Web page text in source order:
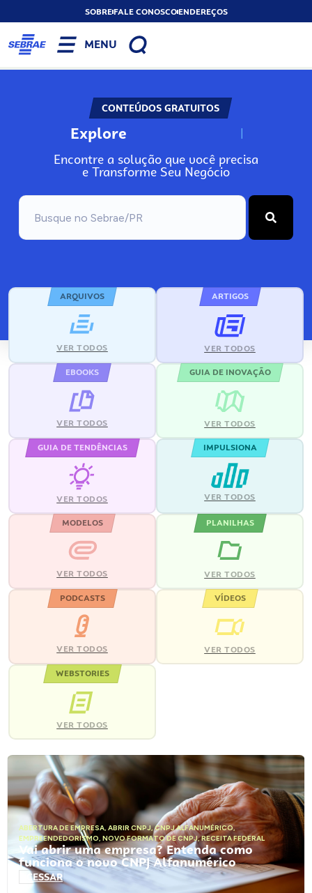
SOBREFALE CONOSCOENDEREÇOS
MENU
CONTEÚDOS GRATUITOS
Explore N
Encontre a solução que você precisa
e Transforme Seu Negócio
ARQUIVOS
VER TODOS
ARTIGOS
VER TODOS
EBOOKS
VER TODOS
GUIA DE INOVAÇÃO
VER TODOS
GUIA DE TENDÊNCIAS
VER TODOS
IMPULSIONA
VER TODOS
MODELOS
VER TODOS
PLANILHAS
VER TODOS
PODCASTS
VER TODOS
VÍDEOS
VER TODOS
WEBSTORIES
VER TODOS
ABERTURA DE EMPRESA, ABRIR CNPJ,CNPJ ALFANUMÉRICO,
EMPREENDEDORISMO, NOVO FORMATO DE CNPJ,RECEITA FEDERAL
Vai abrir uma empresa? Entenda como
funciona o novo CNPJ Alfanumérico
ACESSAR